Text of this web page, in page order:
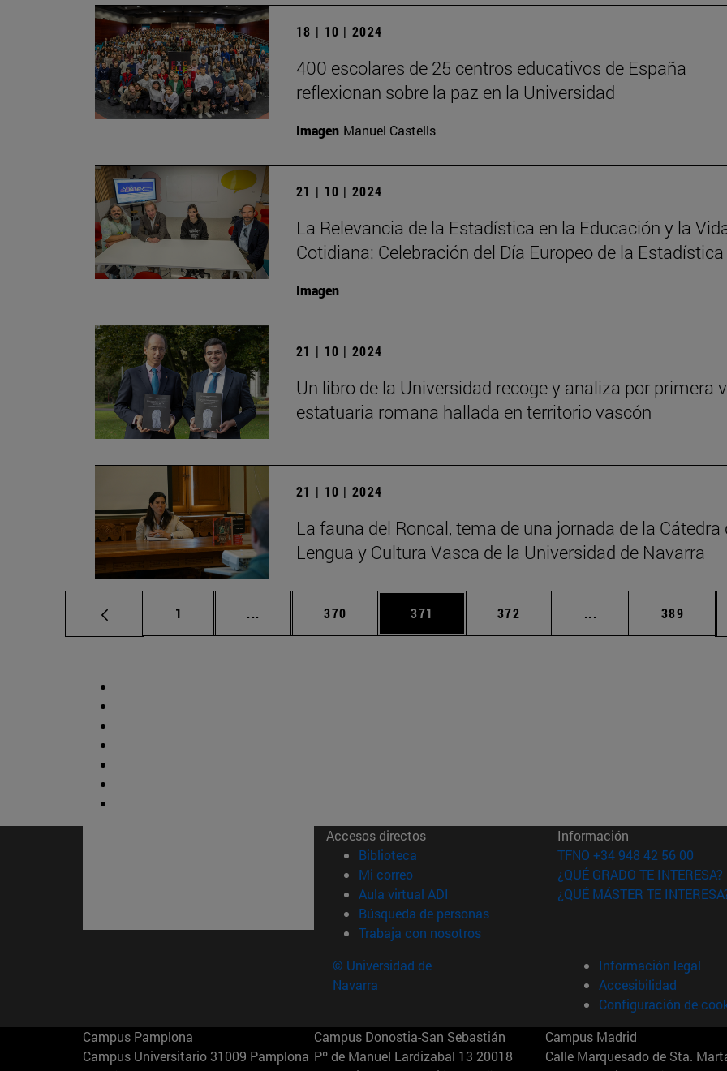
18 | 10 | 2024
400 escolares de 25 centros educativos de España
reflexionan sobre la paz en la Universidad
Imagen Manuel Castells
21 | 10 | 2024
La Relevancia de la Estadística en la Educación y la
Cotidiana: Celebración del Día Europeo de la Estadística
Imagen
21 | 10 | 2024
Un libro de la Universidad recoge y analiza por primera
estatuaria romana hallada en territorio vascón
21 | 10 | 2024
La fauna del Roncal, tema de una jornada de la Cátedra
Lengua y Cultura Vasca de la Universidad de Navarra
Página
1 ... Páginas intermedias Use TAB para desplazarse.
Página
370 Página
371 Página
372 ... Páginas Página
389
Accesos directos
Biblioteca (abre en nueva ventana)
Mi correo(abre en nueva ventana)
Aula virtual ADI (abre en nueva ventana)
Búsqueda de personas(abre en nueva ventana)
Trabaja con nosotros(abre en nueva ventana)
Información
TFNO +34 948 42 56 00
¿QUÉ GRADO TE INTERESA?
¿QUÉ MÁSTER TE
© Universidad de
Navarra
Información legal
Accesibilidad
Configuración de
Campus Pamplona
Campus Universitario 31009 Pamplona
Campus Donostia-San Sebastián
Pº de Manuel Lardizabal 13 20018
Campus Madrid
Calle Marquesado de Sta.